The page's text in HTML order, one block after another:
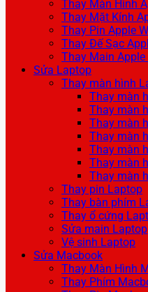
Thay Màn Hình
Thay Mặt Kính
Thay Pin Apple
Thay Đế Sạc
Thay Main Apple
Sửa Laptop
Thay màn hình
Thay màn
Thay màn
Thay màn
Thay màn
Thay màn
Thay màn
Thay màn
Thay pin Laptop
Thay bàn phím
Thay ổ cứng
Sửa main Laptop
Vệ sinh Laptop
Sửa Macbook
Thay Màn Hình
Thay Phím